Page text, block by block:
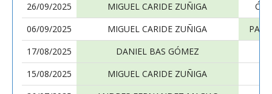
26/09/2025
MIGUEL CARIDE ZUÑIGA
06/09/2025
MIGUEL CARIDE ZUÑIGA
17/08/2025
DANIEL BAS GÓMEZ
15/08/2025
MIGUEL CARIDE ZUÑIGA